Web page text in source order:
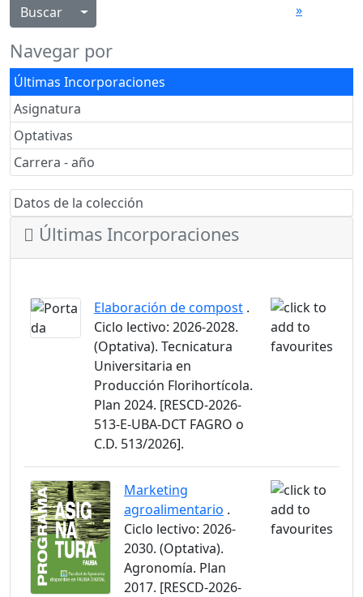
Alternar menú desplegable
»
Navegar por
Últimas Incorporaciones
Asignatura
Optativas
Carrera - año
Datos de la colección
Últimas Incorporaciones
Elaboración de compost .
Ciclo lectivo: 2026-2028.
(Optativa). Tecnicatura
Universitaria en
Producción Florihortícola.
Plan 2024. [RESCD-2026-
513-E-UBA-DCT FAGRO o
C.D. 513/2026].
Marketing
agroalimentario .
Ciclo lectivo: 2026-
2030. (Optativa).
Agronomía. Plan
2017. [RESCD-2026-